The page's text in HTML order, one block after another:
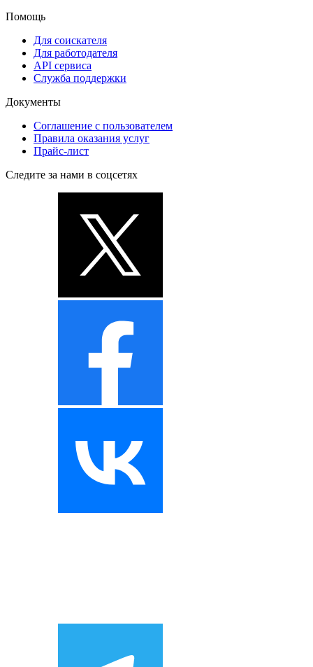
Помощь
Для соискателя
Для работодателя
API сервиса
Служба поддержки
Документы
Соглашение с пользователем
Правила оказания услуг
Прайс-лист
Следите за нами в соцсетях